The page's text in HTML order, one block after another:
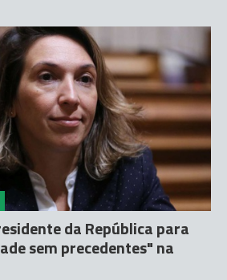
da República para
sem precedentes" na